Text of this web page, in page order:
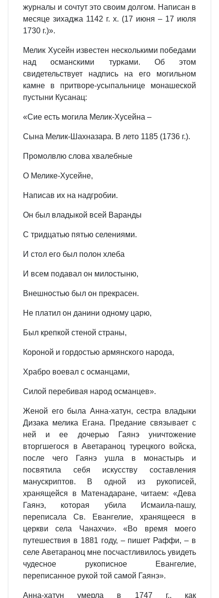
журналы и сочтут это своим долгом. Написан в
месяце зихаджа 1142 г. х. (17 июня – 17 июля
1730 г.)».
Мелик Хусейн известен несколькими победами
над османскими турками. Об этом
свидетельствует надпись на его могильном
камне в притворе-усыпальнице монашеской
пустыни Кусанац:
«Сиe есть могила Мелик-Хусейна –
Сына Мелик-Шахназара. В лето 1185 (1736 г.).
Промолвлю слова хвалебные
О Мелике-Хусейне,
Написав их на надгробии.
Он был владыкой всей Варанды
С тридцатью пятью селениями.
И стол его был полон хлеба
И всем подавал он милостыню,
Внешностью был он прекрасен.
Не платил он данини одному царю,
Был крепкой стеной страны,
Короной и гордостью армянского народа,
Храбро воевал с османцами,
Силой перебивая народ османцев».
Женой его была Анна-хатун, сестра владыки
Дизака мелика Егана. Предание связывает с
ней и ее дочерью Гаянэ уничтожение
вторгшегося в Аветараноц турецкого войска,
после чего Гаянэ ушла в монастырь и
посвятила себя искусству составления
манускриптов. В одной из рукописей,
хранящейся в Матенадаране, читаем: «Дева
Гаянэ, которая убила Исмаила-пашу,
переписала Св. Евангелие, хранящееся в
церкви села Чанахчи». «Во время моего
путешествия в 1881 году, – пишет Раффи, – в
селе Аветараноц мне посчастливилось увидеть
чудесное рукописное Евангелие,
переписанное рукой той самой Гаянэ».
Анна-хатун умерла в 1747 г., как